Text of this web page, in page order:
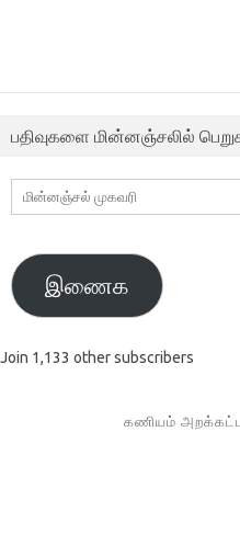
பதிவுகளை மின்னஞ்சலில்
மின்னஞ்சல்
முகவரி
இணைக
Join 1,133 other subscribers
கணியம்